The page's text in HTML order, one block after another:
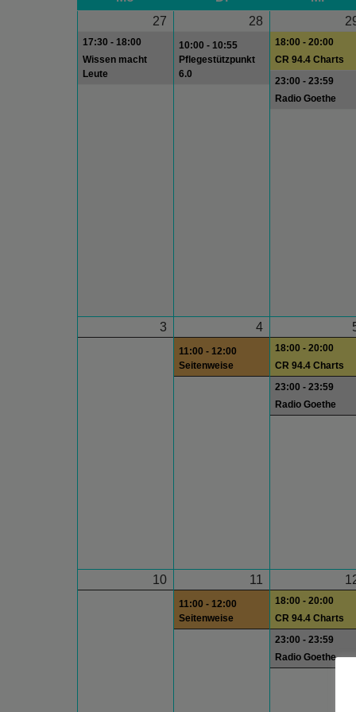
27
17:30 - 18:00
Wissen macht
Leute
28
10:00 - 10:55
Pflegestützpunkt
6.0
18:00 - 20:00
CR 94.4 Charts
23:00 - 23:59
Radio Goethe
3 4
11:00 - 12:00
Seitenweise
18:00 - 20:00
CR 94.4 Charts
23:00 - 23:59
Radio Goethe
10 11
11:00 - 12:00
Seitenweise
18:00 - 20:00
CR 94.4 Charts
23:00 - 23:59
Radio Goethe